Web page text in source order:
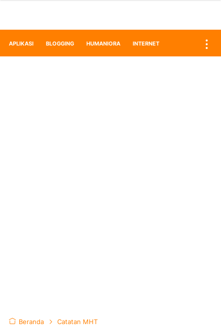
APLIKASI BLOGGING HUMANIORA INTERNET
Beranda Catatan MHT